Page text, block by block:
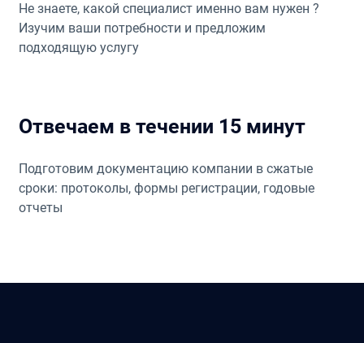
Не знаете, какой специалист именно вам нужен ?
Изучим ваши потребности и предложим
подходящую услугу
Отвечаем в течении 15 минут
Подготовим документацию компании в сжатые
сроки: протоколы, формы регистрации, годовые
отчеты